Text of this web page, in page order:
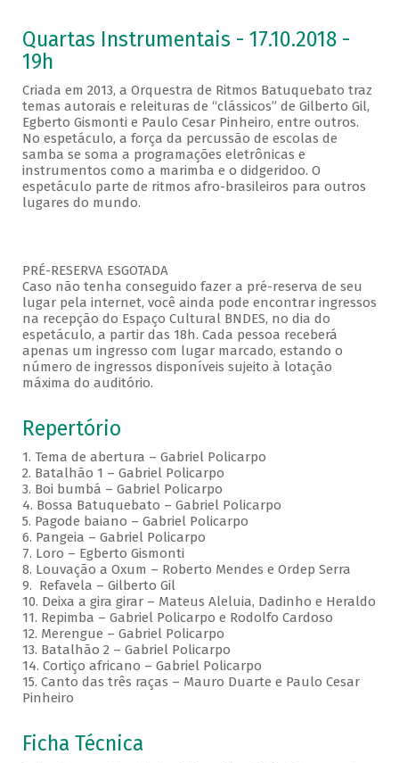
Quartas Instrumentais - 17.10.2018 -
19h
Criada em 2013, a Orquestra de Ritmos Batuquebato traz
temas autorais e releituras de “clássicos” de Gilberto Gil,
Egberto Gismonti e Paulo Cesar Pinheiro, entre outros.
No espetáculo, a força da percussão de escolas de
samba se soma a programações eletrônicas e
instrumentos como a marimba e o didgeridoo. O
espetáculo parte de ritmos afro-brasileiros para outros
lugares do mundo.
PRÉ-RESERVA ESGOTADA
Caso não tenha conseguido fazer a pré-reserva de seu
lugar pela internet, você ainda pode encontrar ingressos
na recepção do Espaço Cultural BNDES, no dia do
espetáculo, a partir das 18h. Cada pessoa receberá
apenas um ingresso com lugar marcado, estando o
número de ingressos disponíveis sujeito à lotação
máxima do auditório.
Repertório
1. Tema de abertura – Gabriel Policarpo
2. Batalhão 1 – Gabriel Policarpo
3. Boi bumbá – Gabriel Policarpo
4. Bossa Batuquebato – Gabriel Policarpo
5. Pagode baiano – Gabriel Policarpo
6. Pangeia – Gabriel Policarpo
7. Loro – Egberto Gismonti
8. Louvação a Oxum – Roberto Mendes e Ordep Serra
9. Refavela – Gilberto Gil
10. Deixa a gira girar – Mateus Aleluia, Dadinho e Heraldo
11. Repimba – Gabriel Policarpo e Rodolfo Cardoso
12. Merengue – Gabriel Policarpo
13. Batalhão 2 – Gabriel Policarpo
14. Cortiço africano – Gabriel Policarpo
15. Canto das três raças – Mauro Duarte e Paulo Cesar
Pinheiro
Ficha Técnica